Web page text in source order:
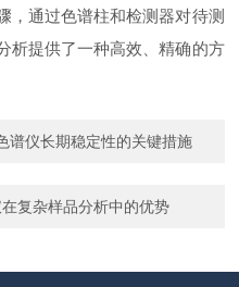
，通过色谱柱和检测器对待测
析提供了一种高效、精确的方
谱仪长期稳定性的关键措施
复杂样品分析中的优势